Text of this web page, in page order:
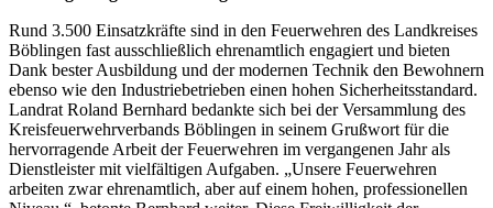
Rund 3.500 Einsatzkräfte sind in den Feuerwehren des Landkreises
Böblingen fast ausschließlich ehrenamtlich engagiert und bieten
Dank bester Ausbildung und der modernen Technik den Bewohnern
ebenso wie den Industriebetrieben einen hohen Sicherheitsstandard.
Landrat Roland Bernhard bedankte sich bei der Versammlung des
Kreisfeuerwehrverbands Böblingen in seinem Grußwort für die
hervorragende Arbeit der Feuerwehren im vergangenen Jahr als
Dienstleister mit vielfältigen Aufgaben. „Unsere Feuerwehren
arbeiten zwar ehrenamtlich, aber auf einem hohen, professionellen